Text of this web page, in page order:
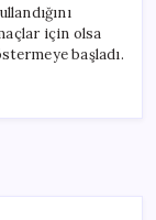
için olsa
başladı.